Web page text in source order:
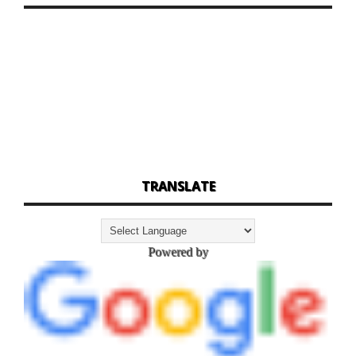
TRANSLATE
Powered by